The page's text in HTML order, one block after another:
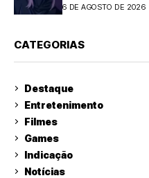
6 DE AGOSTO DE 2026
CATEGORIAS
Destaque
Entretenimento
Filmes
Games
Indicação
Notícias